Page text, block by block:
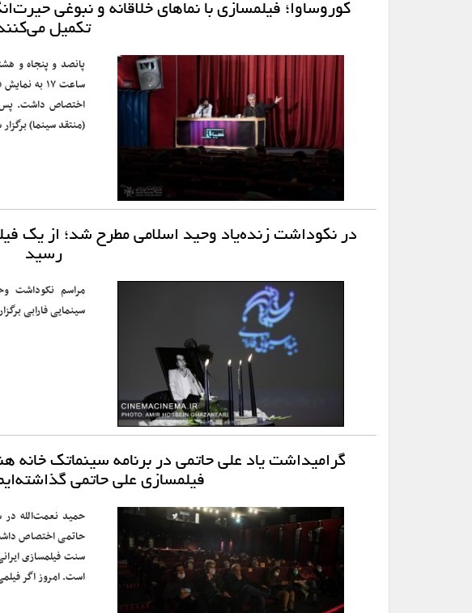
کوروساوا؛ فیلمسازی با نماهای خلاقانه و نبوغی
تکمیل
اختصاص داشت. پس
(منتقد سینما)
در نکوداشت زنده‌یاد وحید اسلامی مطرح شد؛ از یک
رسید
مراسم نکوداشت
سینمایی فارابی
گرامیداشت یاد علی حاتمی در برنامه سینماتک خانه
فیلمسازی علی حاتمی
حاتمی اختصاص
سنت فیلمسازی
است. امروز اگر